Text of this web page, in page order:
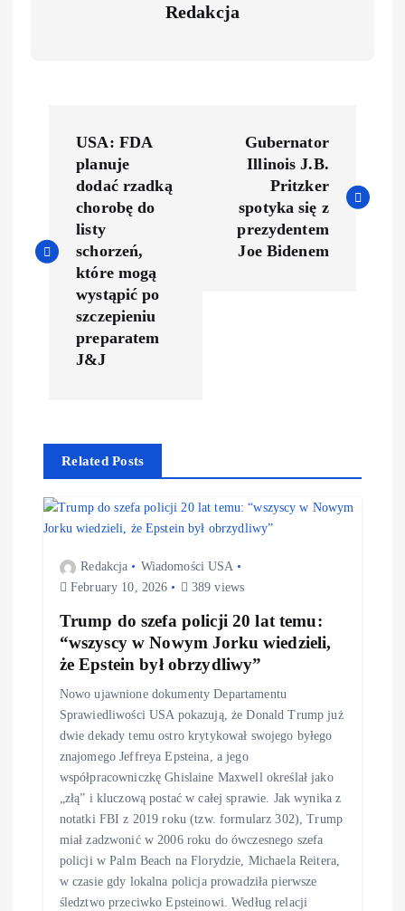
Redakcja
USA: FDA
planuje
dodać rzadką
chorobę do
listy
schorzeń,
które mogą
wystąpić po
szczepieniu
preparatem
J&J
Gubernator
Illinois J.B.
Pritzker
spotyka się z
prezydentem
Joe Bidenem
Related Posts
Redakcja
Wiadomości USA
February 10, 2026
389 views
Trump do szefa policji 20 lat temu:
“wszyscy w Nowym Jorku wiedzieli,
że Epstein był obrzydliwy”
Nowo ujawnione dokumenty Departamentu
Sprawiedliwości USA pokazują, że Donald Trump już
dwie dekady temu ostro krytykował swojego byłego
znajomego Jeffreya Epsteina, a jego
współpracowniczkę Ghislaine Maxwell określał jako
„złą” i kluczową postać w całej sprawie. Jak wynika z
notatki FBI z 2019 roku (tzw. formularz 302), Trump
miał zadzwonić w 2006 roku do ówczesnego szefa
policji w Palm Beach na Florydzie, Michaela Reitera,
w czasie gdy lokalna policja prowadziła pierwsze
śledztwo przeciwko Epsteinowi. Według relacji